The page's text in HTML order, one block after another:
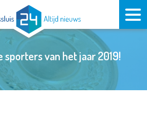
sporters van het jaar 2019!